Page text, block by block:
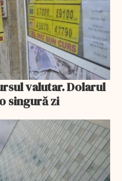
valutar. Dolarul
singură zi